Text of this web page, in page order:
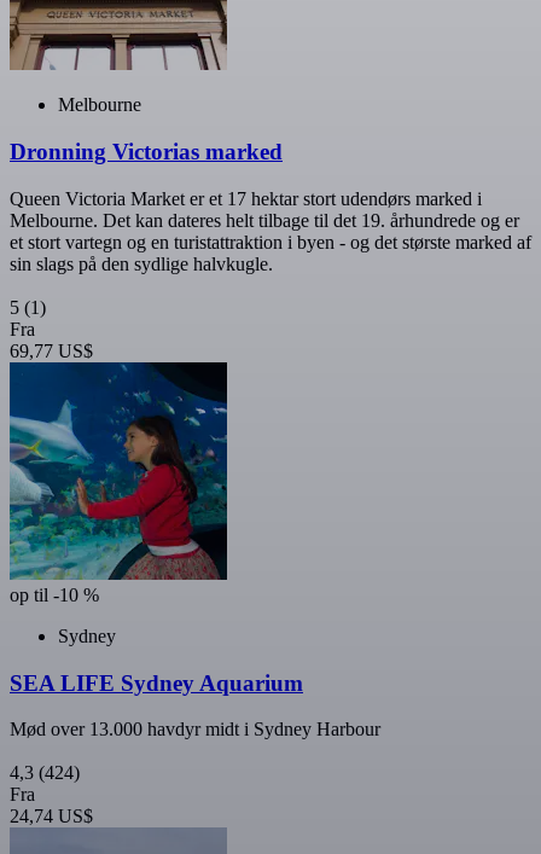
Melbourne
Dronning Victorias marked
Queen Victoria Market er et 17 hektar stort udendørs marked i
Melbourne. Det kan dateres helt tilbage til det 19. århundrede og er
et stort vartegn og en turistattraktion i byen - og det største marked af
sin slags på den sydlige halvkugle.
5 (1)
Fra
69,77 US$
op til -10 %
Sydney
SEA LIFE Sydney Aquarium
Mød over 13.000 havdyr midt i Sydney Harbour
4,3 (424)
Fra
24,74 US$